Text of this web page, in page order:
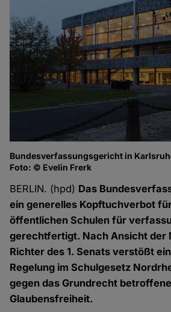
Bundesverfassungsgericht in
Foto: © Evelin Frerk
BERLIN. (hpd) Das
ein generelles Kopftuchverbot
öffentlichen Schulen für
gerechtfertigt. Nach Ansicht der
Richter des 1. Senats verstößt
Regelung im Schulgesetz
gegen das Grundrecht
Glaubensfreiheit.